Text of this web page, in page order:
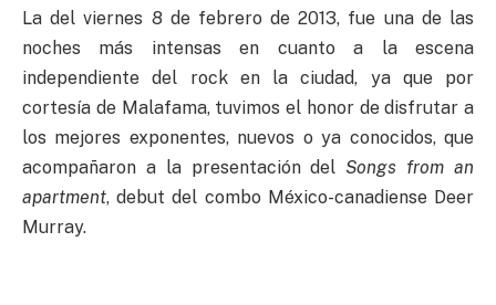
La del viernes 8 de febrero de 2013, fue una de las
noches más intensas en cuanto a la escena
independiente del rock en la ciudad, ya que por
cortesía de Malafama, tuvimos el honor de disfrutar a
los mejores exponentes, nuevos o ya conocidos, que
acompañaron a la presentación del Songs from an
apartment, debut del combo México-canadiense Deer
Murray.